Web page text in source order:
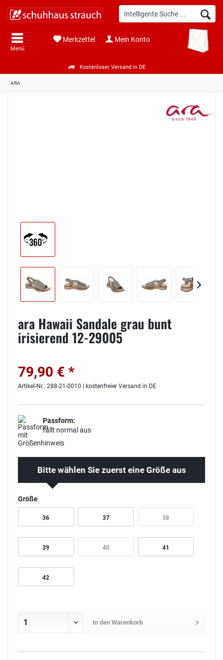
Kostenloser Versand in DE
Menü
Merkzettel Mein Konto
ARA
ara Hawaii Sandale grau bunt
irisierend 12-29005
79,90 € *
Artikel-Nr.: 288-21-0010 | kostenfreier Versand in DE
Passform:
fällt normal aus
Bitte wählen Sie zuerst eine Größe aus
Größe
36 37 38
39 40 41
42
In den Warenkorb